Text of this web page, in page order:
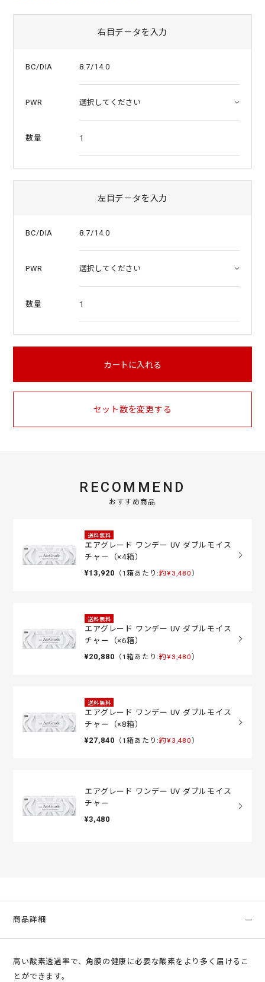
右目データを入力
BC/DIA 8.7/14.0
PWR
数量 1
左目データを入力
BC/DIA 8.7/14.0
PWR
数量 1
カートに入れる
セット数を変更する
RECOMMEND
おすすめ商品
送料無料
エアグレード ワンデー UV ダブルモイス
チャー（×4箱）
¥13,920 （1箱あたり:約¥3,480 ）
送料無料
エアグレード ワンデー UV ダブルモイス
チャー（×6箱）
¥20,880 （1箱あたり:約¥3,480 ）
送料無料
エアグレード ワンデー UV ダブルモイス
チャー（×8箱）
¥27,840 （1箱あたり:約¥3,480 ）
エアグレード ワンデー UV ダブルモイス
チャー
¥3,480
商品詳細
高い酸素透過率で、角膜の健康に必要な酸素をより多く届けるこ
とができます。